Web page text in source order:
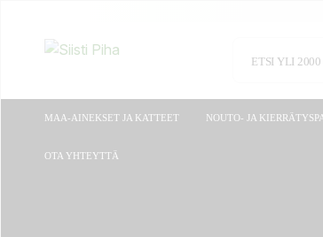
MAA-AINEKSET JA KATTEET NOUTO- JA
OTA YHTEYTTÄ